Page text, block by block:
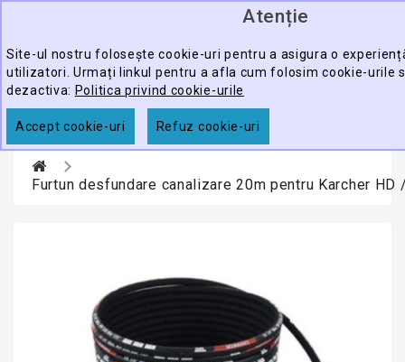
Atenție
Site-ul nostru folosește cookie-uri pentru a asigura o
utilizatori. Urmați linkul pentru a afla cum folosim cookie-urile
dezactiva: Politica privind cookie-urile
Accept cookie-uri Refuz cookie-uri
ECHIPAMENTE
PROFESIONALE
ACCESORII
PROMOTII
Furtun desfundare canalizare 20m pentru Karcher HD